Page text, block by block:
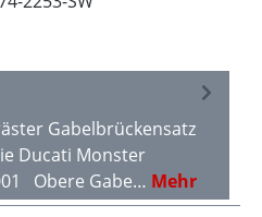
Gabelbrückensatz
Ducati Monster
Obere Gabe… Mehr